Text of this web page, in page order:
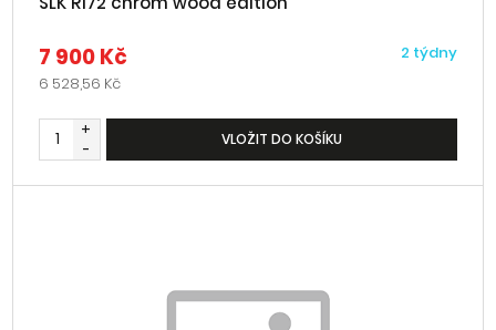
7 900 Kč
6 528,56 Kč
2 týdny
+
-
VLOŽIT DO KOŠÍKU